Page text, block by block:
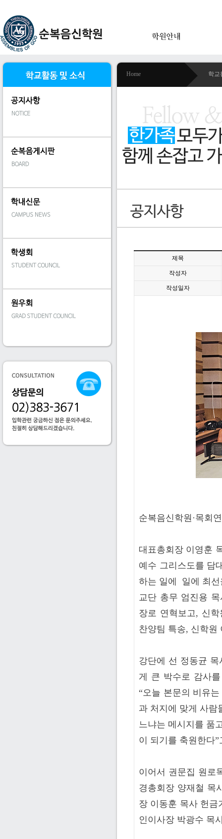
Home 학교
제목
작성자
작성일자
순복음신학원·목회
대표총회장 이영훈
예수 그리스도를 담
하는 일에 일에 최
교단 총무 엄진용
장로 연혁보고, 신
찬양팀 특송, 신학원
강단에 선 정동균
게 큰 박수로 감사
“오늘 본문의 비유
과 처지에 맞게 사람
느냐는 메시지를 품
이 되기를 축원한다
이어서 권문집 원로
경총회장 양재철 목
장 이동훈 목사 헌금
인이사장 박광수 목